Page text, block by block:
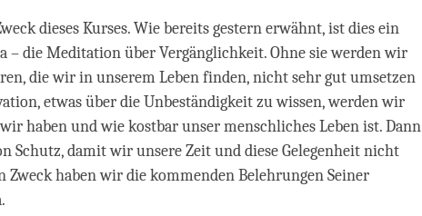
dieses Kurses. Wie bereits gestern erwähnt, ist dies ein
die Meditation über Vergänglichkeit. Ohne sie werden wir
die wir in unserem Leben finden, nicht sehr gut umsetzen
etwas über die Unbeständigkeit zu wissen, werden wir
haben und wie kostbar unser menschliches Leben ist. Dann
Schutz, damit wir unsere Zeit und diese Gelegenheit nicht
Zweck haben wir die kommenden Belehrungen Seiner